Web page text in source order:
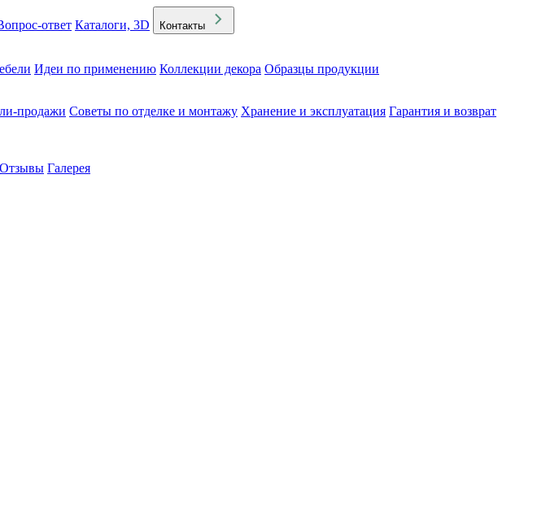
ответ Каталоги, 3D Контакты
Идеи по применению Коллекции декора Образцы продукции
продажи Советы по отделке и монтажу Хранение и эксплуатация Гарантия и возврат
Отзывы Галерея